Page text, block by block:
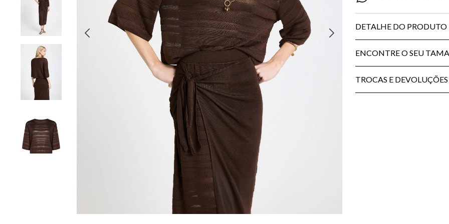
DETALHE DO PRODUTO
ENCONTRE O SEU
TROCAS E DEVOLUÇÕES